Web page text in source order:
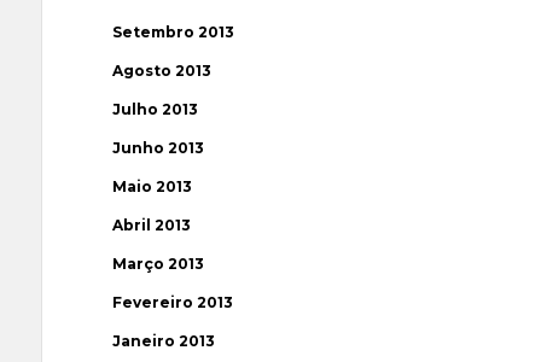
Setembro 2013
Agosto 2013
Julho 2013
Junho 2013
Maio 2013
Abril 2013
Março 2013
Fevereiro 2013
Janeiro 2013